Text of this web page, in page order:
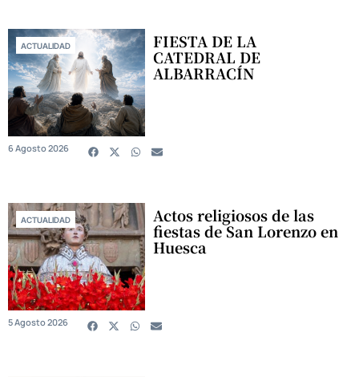
ACTUALIDAD FIESTA DE LA
CATEDRAL DE
ALBARRACÍN
6 Agosto 2026
ACTUALIDAD Actos religiosos de las
fiestas de San Lorenzo en
Huesca
5 Agosto 2026